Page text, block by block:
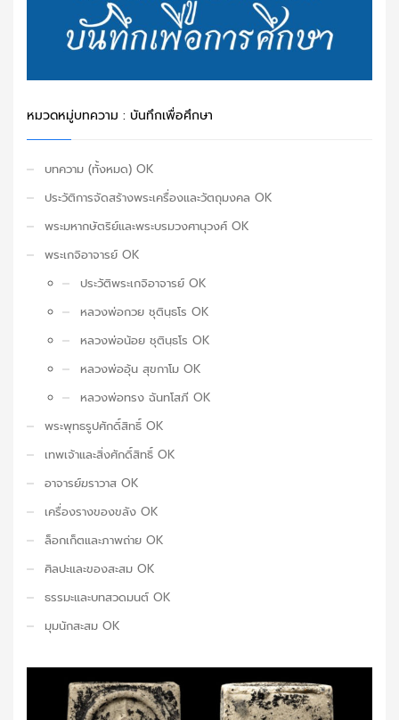
หมวดหมู่บทความ : บันทึกเพื่อศึกษา
บทความ (ทั้งหมด) OK
ประวัติการจัดสร้างพระเครื่องและวัตถุมงคล OK
พระมหากษัตริย์และพระบรมวงศานุวงศ์ OK
พระเกจิอาจารย์ OK
ประวัติพระเกจิอาจารย์ OK
หลวงพ่อกวย ชุตินฺธโร OK
หลวงพ่อน้อย ชุตินฺธโร OK
หลวงพ่ออุ้น สุขกาโม OK
หลวงพ่อทรง ฉันทโสภี OK
พระพุทธรูปศักดิ์สิทธิ์ OK
เทพเจ้าและสิ่งศักดิ์สิทธิ์ OK
อาจารย์ฆราวาส OK
เครื่องรางของขลัง OK
ล็อกเก็ตและภาพถ่าย OK
ศิลปะและของสะสม OK
ธรรมะและบทสวดมนต์ OK
มุมนักสะสม OK